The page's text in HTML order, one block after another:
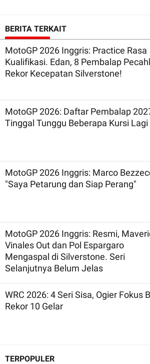
BERITA TERKAIT
MotoGP 2026 Inggris: Practice Rasa
Kualifikasi. Edan, 8 Pembalap
Rekor Kecepatan Silverstone!
MotoGP 2026: Daftar Pembalap
Tinggal Tunggu Beberapa Kursi Lagi
MotoGP 2026 Inggris: Marco
"Saya Petarung dan Siap Perang"
MotoGP 2026 Inggris: Resmi,
Vinales Out dan Pol Espargaro
Mengaspal di Silverstone. Seri
Selanjutnya Belum Jelas
WRC 2026: 4 Seri Sisa, Ogier Fokus
Rekor 10 Gelar
TERPOPULER